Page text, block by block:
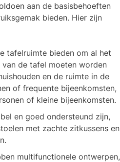
aan de basisbehoeften
bieden. Hier zijn
tafelruimte bieden om al het
de tafel moeten worden
en de ruimte in de
of frequente bijeenkomsten,
of kleine bijeenkomsten.
en goed ondersteund zijn,
met zachte zitkussens en
multifunctionele ontwerpen,